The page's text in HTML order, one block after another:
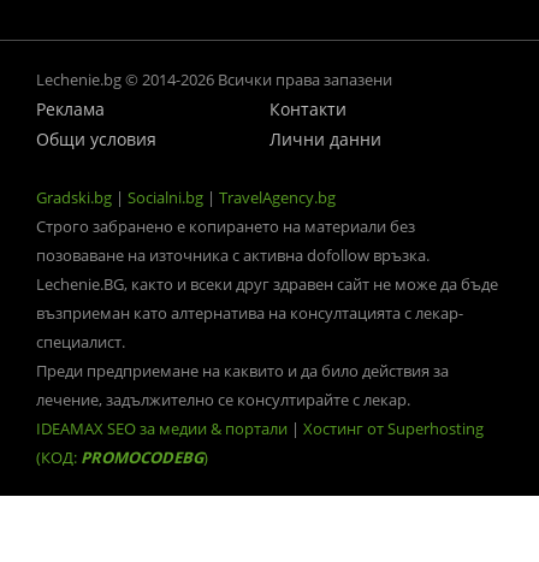
Lechenie.bg © 2014-2026 Всички права запазени
Реклама
Контакти
Общи условия
Лични данни
Gradski.bg | Socialni.bg | TravelAgency.bg
Строго забранено е копирането на материали без
позоваване на източника с активна dofollow връзка.
Lechenie.BG, както и всеки друг здравен сайт не може да бъде
възприеман като алтернатива на консултацията с лекар-
специалист.
Преди предприемане на каквито и да било действия за
лечение, задължително се консултирайте с лекар.
IDEAMAX SEO за медии & портали | Хостинг от Superhosting
(КОД: PROMOCODEBG)